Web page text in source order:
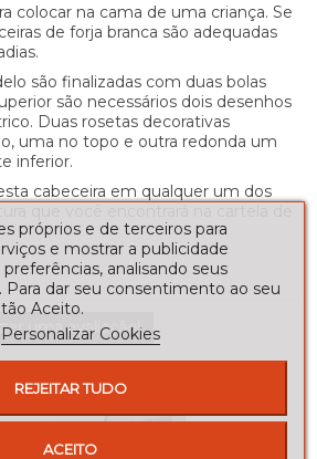
colocar na cama de uma criança. Se
de forja branca são adequadas
são finalizadas com duas bolas
são necessários dois desenhos
Duas rosetas decorativas
uma no topo e outra redonda um
inferior.
cabeceira em qualquer um dos
uma avaliação!
próprios e de terceiros para
e mostrar a publicidade
analisando seus
Para dar seu consentimento ao seu
Aceito.
Personalizar Cookies
REJEITAR TUDO
ACEITO